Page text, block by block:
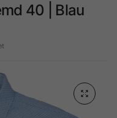
40 | Blau